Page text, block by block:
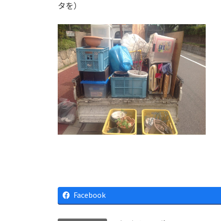
タを）
Facebook